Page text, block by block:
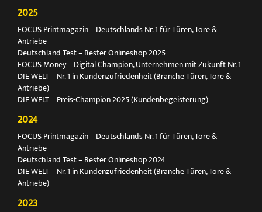
2025
FOCUS Printmagazin – Deutschlands Nr. 1 für Türen, Tore &
Antriebe
Deutschland Test – Bester Onlineshop 2025
FOCUS Money – Digital Champion, Unternehmen mit Zukunft Nr. 1
DIE WELT – Nr. 1 in Kundenzufriedenheit (Branche Türen, Tore &
Antriebe)
DIE WELT – Preis-Champion 2025 (Kundenbegeisterung)
2024
FOCUS Printmagazin – Deutschlands Nr. 1 für Türen, Tore &
Antriebe
Deutschland Test – Bester Onlineshop 2024
DIE WELT – Nr. 1 in Kundenzufriedenheit (Branche Türen, Tore &
Antriebe)
2023